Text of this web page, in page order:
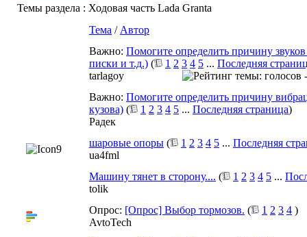
Темы раздела : Ходовая часть Lada Granta
Тема / Автор
Важно: Помогите определить причину
писки и т.д.) ( 1 2 3 4 5 ... Последняя
tarlagoy
Важно: Помогите определить причину
кузова) ( 1 2 3 4 5 ... Последняя страница)
Радек
шаровые опоры ( 1 2 3 4 5 ... Последняя
ua4fml
Машину тянет в сторону.... ( 1 2 3 4 5 ...
tolik
Опрос: [Опрос] Выбор тормозов. ( 1 2 3 4 )
AvtoTech